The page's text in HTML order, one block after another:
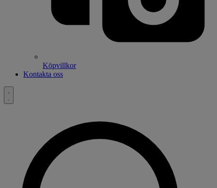
Köpvillkor
Kontakta oss